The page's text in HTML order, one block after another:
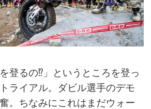
登るの⁉︎」というところを登っ
ライアル。ダビル選手のデモ
。ちなみにこれはまだウォー